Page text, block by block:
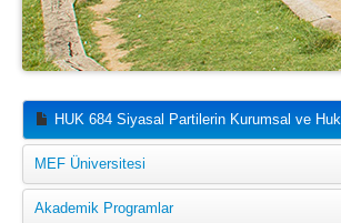
HUK 684 Siyasal Partilerin Kurumsal ve
MEF Üniversitesi
Akademik Programlar